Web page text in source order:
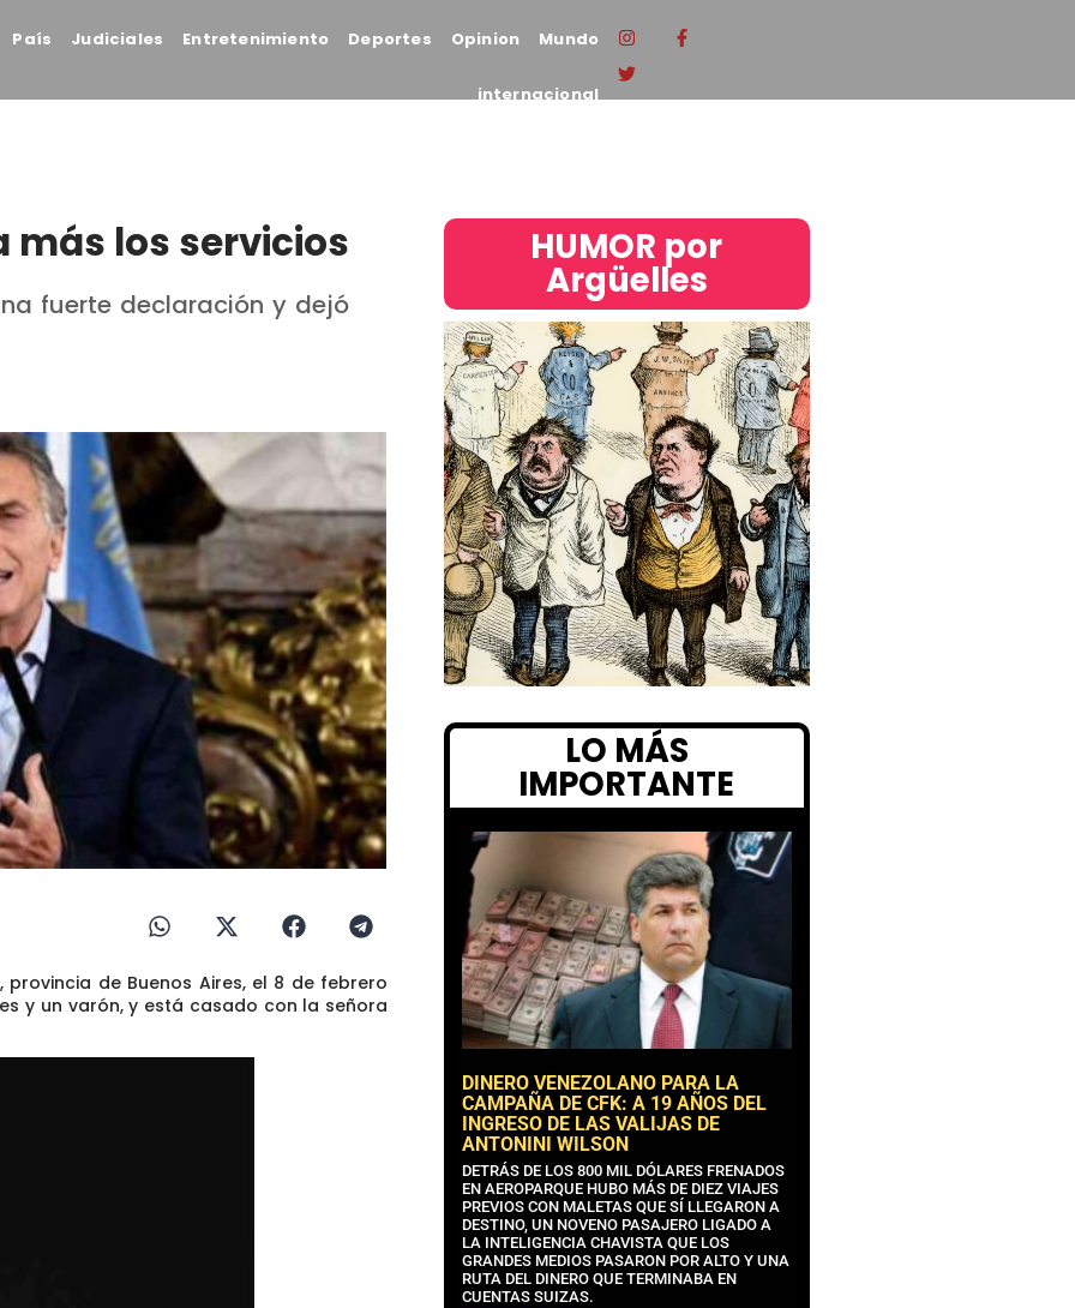
País Judiciales Entretenimiento Deportes Opinion Mundo
internacional
más los servicios
fuerte declaración y dejó
de Buenos Aires, el 8 de febrero
y un varón, y está casado con la señora
HUMOR por
Argüelles​
LO MÁS
IMPORTANTE
DINERO VENEZOLANO PARA LA
CAMPAÑA DE CFK: A 19 AÑOS DEL
INGRESO DE LAS VALIJAS DE
ANTONINI WILSON
DETRÁS DE LOS 800 MIL DÓLARES FRENADOS
EN AEROPARQUE HUBO MÁS DE DIEZ VIAJES
PREVIOS CON MALETAS QUE SÍ LLEGARON A
DESTINO, UN NOVENO PASAJERO LIGADO A
LA INTELIGENCIA CHAVISTA QUE LOS
GRANDES MEDIOS PASARON POR ALTO Y UNA
RUTA DEL DINERO QUE TERMINABA EN
CUENTAS SUIZAS.